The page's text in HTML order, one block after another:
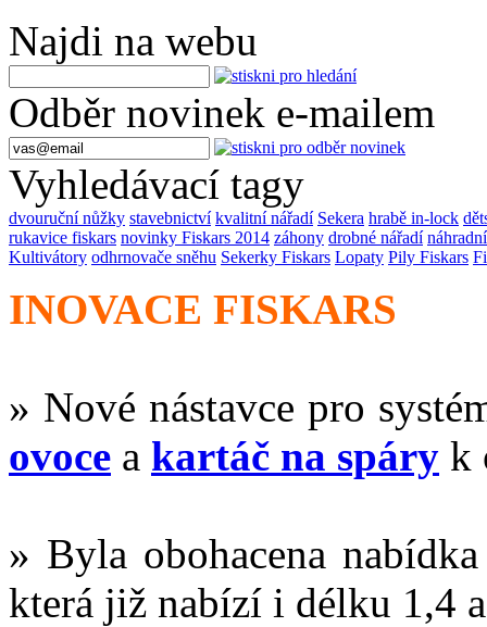
Najdi na webu
Odběr novinek e-mailem
Vyhledávací tagy
dvouruční nůžky stavebnictví kvalitní nářadí Sekera hrabě in-lock
rukavice fiskars novinky Fiskars 2014 záhony drobné nářadí
Kultivátory odhrnovače sněhu Sekerky Fiskars Lopaty Pily Fiskars
INOVACE FISKARS
» Nové nástavce pro
ovoce a kartáč na spáry k
» Byla obohacena
která již nabízí i délku 1,4